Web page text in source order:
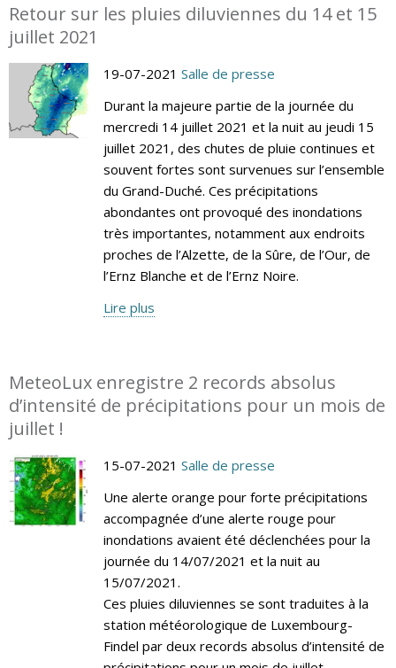
Retour sur les pluies diluviennes du 14 et 15
juillet 2021
19-07-2021 Salle de presse
Durant la majeure partie de la journée du
mercredi 14 juillet 2021 et la nuit au jeudi 15
juillet 2021, des chutes de pluie continues et
souvent fortes sont survenues sur l’ensemble
du Grand-Duché. Ces précipitations
abondantes ont provoqué des inondations
très importantes, notamment aux endroits
proches de l’Alzette, de la Sûre, de l’Our, de
l’Ernz Blanche et de l’Ernz Noire.
Lire plus
MeteoLux enregistre 2 records absolus
d’intensité de précipitations pour un mois de
juillet !
15-07-2021 Salle de presse
Une alerte orange pour forte précipitations
accompagnée d’une alerte rouge pour
inondations avaient été déclenchées pour la
journée du 14/07/2021 et la nuit au
15/07/2021.
Ces pluies diluviennes se sont traduites à la
station météorologique de Luxembourg-
Findel par deux records absolus d’intensité de